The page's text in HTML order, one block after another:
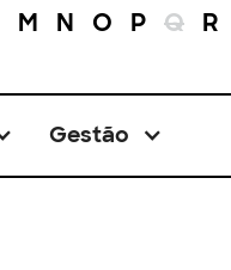
M N O P Q R
Gestão